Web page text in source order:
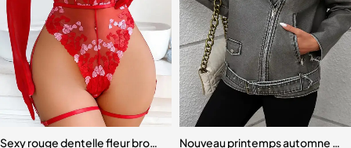
de jeu de rôle pour femme
vêtements de nuit
Sexy rouge dentelle fleur brodé soutien-gorge maille pour femmes
Nouveau printemps automne